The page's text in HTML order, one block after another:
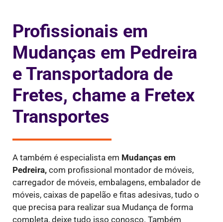
Profissionais em
Mudanças em Pedreira
e Transportadora de
Fretes, chame a Fretex
Transportes
A também é especialista em Mudanças em
Pedreira, com profissional montador de móveis,
carregador de móveis, embalagens, embalador de
móveis, caixas de papelão e fitas adesivas, tudo o
que precisa para realizar sua Mudança de forma
completa, deixe tudo isso conosco. Também